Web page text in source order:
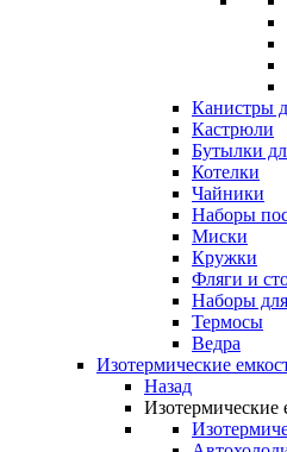
Канистры
Кастрюли
Бутылки
Котелки
Чайники
Наборы
Миски
Кружки
Фляги и
Наборы
Термосы
Ведра
Изотермические
Назад
Изотермические